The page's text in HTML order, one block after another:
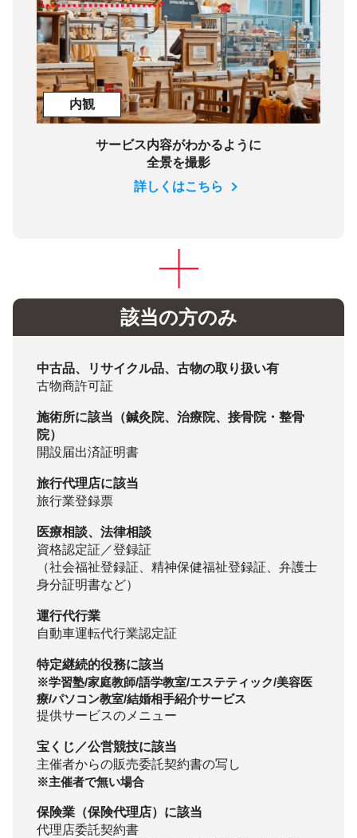
内観
サービス内容がわかるように
全景を撮影
詳しくはこちら
該当の方のみ
中古品、リサイクル品、古物の取り扱い有
古物商許可証
施術所に該当（鍼灸院、治療院、接骨院・整骨
院）
開設届出済証明書
旅行代理店に該当
旅行業登録票
医療相談、法律相談
資格認定証／登録証
（社会福祉登録証、精神保健福祉登録証、弁護士
身分証明書など）
運行代行業
自動車運転代行業認定証
特定継続的役務に該当
※学習塾/家庭教師/語学教室/エステティック/美容医
療/パソコン教室/結婚相手紹介サービス
提供サービスのメニュー
宝くじ／公営競技に該当
主催者からの販売委託契約書の写し
※主催者で無い場合
保険業（保険代理店）に該当
代理店委託契約書